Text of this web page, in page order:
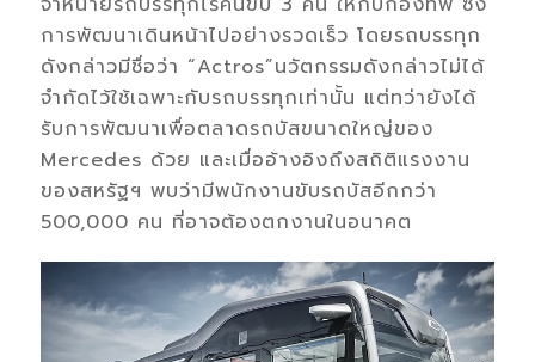
การพัฒนาเดินหน้าไปอย่างรวดเร็ว โดยรถบรรทุก
ดังกล่าวมีชื่อว่า “Actros”นวัตกรรมดังกล่าวไม่ได้
จำกัดไว้ใช้เฉพาะกับรถบรรทุกเท่านั้น แต่ทว่ายังได้
รับการพัฒนาเพื่อตลาดรถบัสขนาดใหญ่ของ
Mercedes ด้วย และเมื่ออ้างอิงถึงสถิติแรงงาน
ของสหรัฐฯ พบว่ามีพนักงานขับรถบัสอีกกว่า
500,000 คน ที่อาจต้องตกงานในอนาคต